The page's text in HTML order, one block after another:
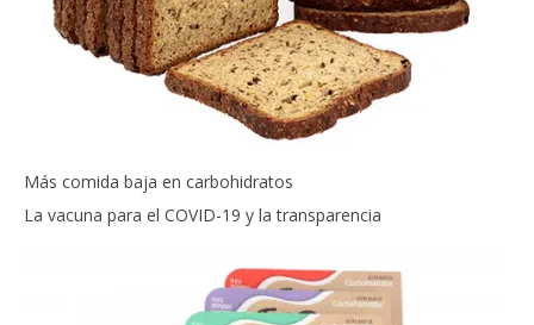
Más comida baja en carbohidratos
La vacuna para el COVID-19 y la transparencia